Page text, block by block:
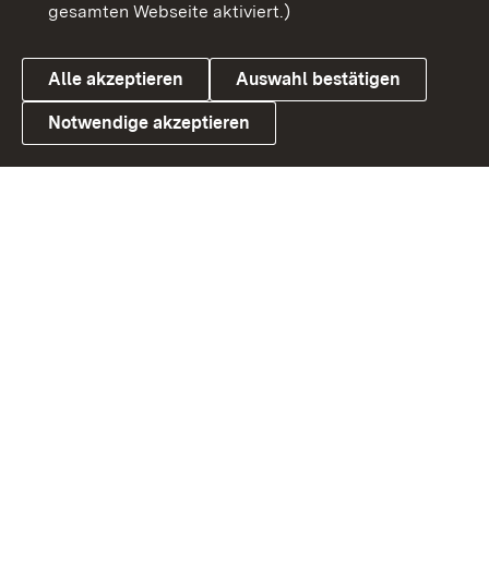
Link zum Landesportal
Cookies
gesamten Webseite aktiviert.)
Alle akzeptieren Auswahl bestätigen
Notwendige akzeptieren